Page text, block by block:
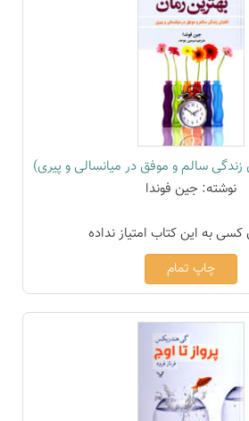
زندگی سالم و موفق در میانسالی و پیری)
نوشته: جین فوندا
چاپ تمام